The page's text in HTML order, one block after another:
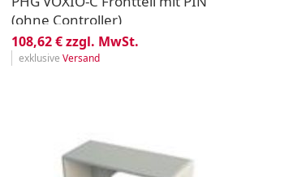
(ohne Controller)
108,62 € zzgl. MwSt.
exklusive Versand